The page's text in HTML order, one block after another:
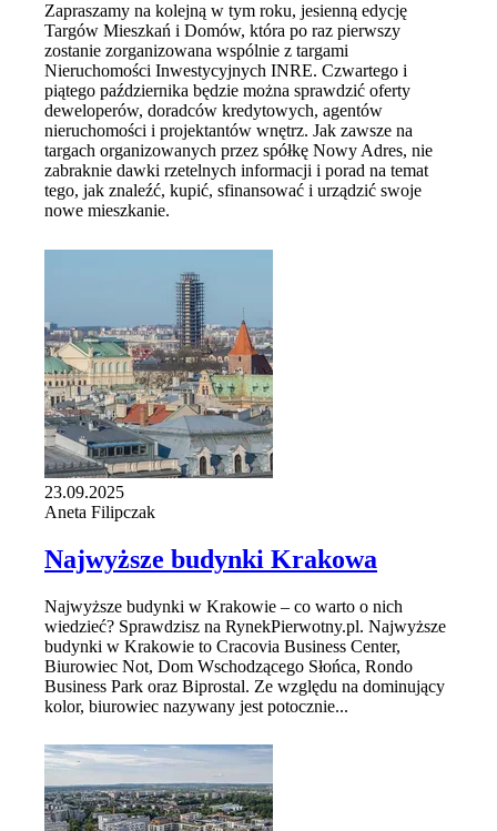
Zapraszamy na kolejną w tym roku, jesienną edycję
Targów Mieszkań i Domów, która po raz pierwszy
zostanie zorganizowana wspólnie z targami
Nieruchomości Inwestycyjnych INRE. Czwartego i
piątego października będzie można sprawdzić oferty
deweloperów, doradców kredytowych, agentów
nieruchomości i projektantów wnętrz. Jak zawsze na
targach organizowanych przez spółkę Nowy Adres, nie
zabraknie dawki rzetelnych informacji i porad na temat
tego, jak znaleźć, kupić, sfinansować i urządzić swoje
nowe mieszkanie.
23.09.2025
Aneta Filipczak
Najwyższe budynki Krakowa
Najwyższe budynki w Krakowie – co warto o nich
wiedzieć? Sprawdzisz na RynekPierwotny.pl. Najwyższe
budynki w Krakowie to Cracovia Business Center,
Biurowiec Not, Dom Wschodzącego Słońca, Rondo
Business Park oraz Biprostal. Ze względu na dominujący
kolor, biurowiec nazywany jest potocznie...